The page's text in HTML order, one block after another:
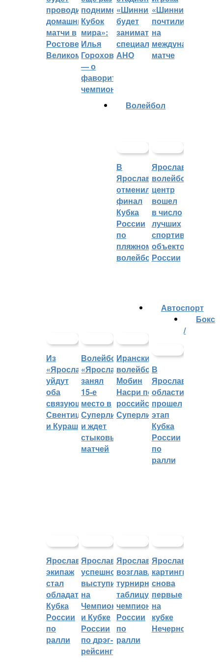
проводить
домашние
матчи в
Ростове
Великом
поднимет
Кубок
мира»:
Илья
Горохов
— о
фаворитах
чемпионата
«Шинник»
будет
заниматься
специальное
АНО
«Шинника»
почтили
на
международном
матче
Волейбол
В
Ярославле
отменили
финал
Кубка
России
по
пляжному
волейболу
Ярославский
волейбольный
центр
вошел
в число
лучших
спортивных
объектов
России
Из
«Ярославича»
уйдут
оба
связующих:
Свентицкис
и Кураш
Волейбольный
«Ярославич»
занял
15-е
место в
Суперлиге
и ждет
стыковых
матчей
Иранский
волейболист
Мобин
Насри покинет
российскую
Суперлигу
Автоспорт
В
Ярославской
области
прошел
этап
Кубка
России
по
ралли
Ярославский
экипаж
стал
обладателем
Кубка
России
по
ралли
Ярославцы
успешно
выступили
на
Чемпионате
и Кубке
России
по дрэг-
рейсингу
Ярославцы
возглавляют
турнирную
таблицу
чемпионата
России
по
ралли
Ярославские
картингисты
снова
первые
на
кубке
Нечерноземья
Бокс
/